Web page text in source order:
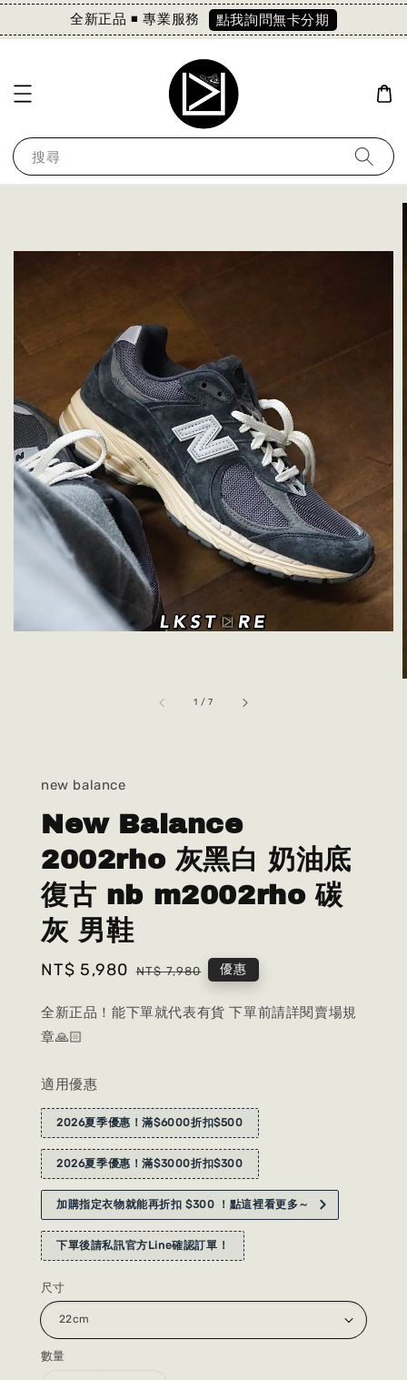
全新正品 ◾️ 專業服務 點我詢問無卡分期
搜尋
1 /7
new balance
New Balance
2002rho 灰黑白 奶油底
復古 nb m2002rho 碳
灰 男鞋
Sale
NT$ 5,980 Regular
NT$ 7,980 優惠
全新正品！能下單就代表有貨 下單前請詳閱賣場規
章🙏🏻
適用優惠
2026夏季優惠！滿$6000折扣$500
2026夏季優惠！滿$3000折扣$300
加購指定衣物就能再折扣 $300 ！點這裡看更多～
下單後請私訊官方Line確認訂單！
尺寸
數量